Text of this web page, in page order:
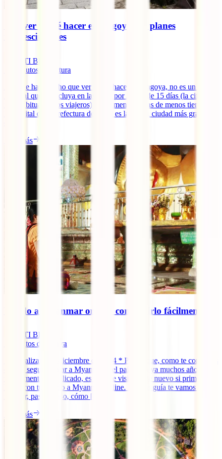
Qué ver y qué hacer en Nagoya: 10 planes
imprescindibles
IATI Blog
minutos de lectura
Aunque hay mucho que ver y que hacer en Nagoya, no es un lugar
habitual que se incluya en las rutas por Japón de 15 días (la cifra
más habitual de los viajeros) y aún menos en las de menos tiempo.
La capital de la prefectura de Aichi es la cuarta ciudad más grande
Leer más
Visado a Myanmar online: conseguirlo fácilmente
IATI Blog
minutos de lectura
* Actualizando a diciembre de 2024 * Pese a que, como te contamos
en ¿Es seguro viajar a Myanmar?, el país lleva ya muchos años en
un momento complicado, es posible visitarlo de nuevo si primero te
haces con tu visado a Myanmar online. En esta guía te vamos a
mostrar, paso a paso, cómo [...]
Leer más